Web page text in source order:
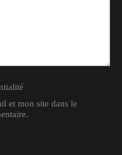
et mon site dans le